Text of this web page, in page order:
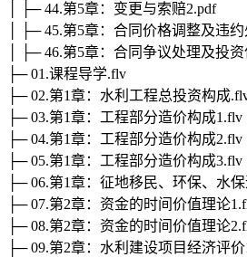
│ ├─ 44.第5章：变更与索赔2.pdf
│ ├─ 45.第5章：合同价格调整及违
│ ├─ 46.第5章：合同争议处理及投
├─ 01.课程导学.flv
├─ 02.第1章：水利工程总投资构成
├─ 03.第1章：工程部分造价构成1.flv
├─ 04.第1章：工程部分造价构成2.flv
├─ 05.第1章：工程部分造价构成3.flv
├─ 06.第1章：征地移民、环保、水
├─ 07.第2章：资金的时间价值理论
├─ 08.第2章：资金的时间价值理论
├─ 09.第2章：水利建设项目经济评